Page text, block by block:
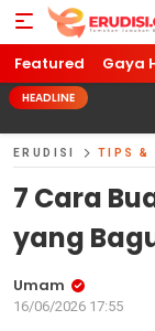
Featured Gaya
HEADLINE
ERUDISI TIPS &
7 Cara
yang
Umam
16/06/2026 17:55